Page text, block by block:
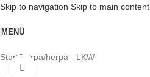
Skip to navigation Skip to main content
MENÜ
Start/herpa/herpa - LKW